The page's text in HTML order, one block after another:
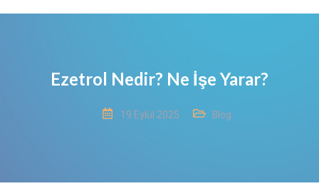
Ezetrol Nedir? Ne İşe Yarar?
19 Eylül 2025 Blog